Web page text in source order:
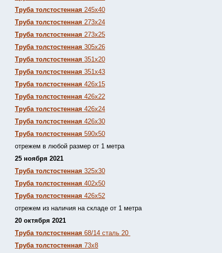
Труба толстостенная 245х40
Труба толстостенная 273х24
Труба толстостенная 273х25
Труба толстостенная 305х26
Труба толстостенная 351х20
Труба толстостенная 351х43
Труба толстостенная 426х15
Труба толстостенная 426х22
Труба толстостенная 426х24
Труба толстостенная 426х30
Труба толстостенная 590х50
отрежем в любой размер от 1 метра
25 ноября 2021
Труба толстостенная 325х30
Труба толстостенная 402х50
Труба толстостенная 426х52
отрежем из наличия на складе от 1 метра
20 октября 2021
Труба толстостенная 68/14 сталь 20
Труба толстостенная 73х8